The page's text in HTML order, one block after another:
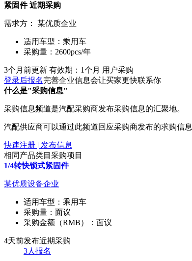
紧固件 近期采购
需求方： 某优质企业
适用车型： 乘用车
采购量： 2600pcs/年
3个月前更新 有效期：1个月 用户采购
登录后报名完善企业信息会让买家更快联系你
什么是"采购信息"
采购信息频道是汽配采购商发布采购信息的汇聚地。
汽配供应商可以通过此频道回应采购商发布的求购信息
快速注册 | 发布信息
相同产品类目采购项目
1/4转快锁式紧固件
某优质设备企业
适用车型： 乘用车
采购量： 面议
采购金额（RMB）： 面议
4天前发布近期采购
3人报名